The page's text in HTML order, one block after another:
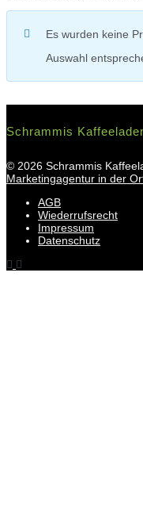
Es wurden keine
Auswahl
Schrammis
© 2026 Schrammis
Marketingagentur in der
AGB
Wiederrufsrecht
Impressum
Datenschutz